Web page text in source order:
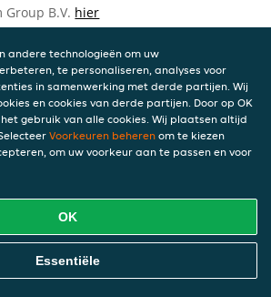
Group B.V. hier
B.V.
van deze
van tijd tot tijd bijwerken als
juridische, technische of zakelijke
wij onze Privacyverklaring
passende maatregelen nemen om u
andere technologieën om uw
te personaliseren, analyses voor
in samenwerking met derde partijen. Wij
en cookies van derde partijen. Door op OK
gebruik van alle cookies. Wij plaatsen altijd
Voorkeuren beheren om te kiezen
om uw voorkeur aan te passen en voor
OK
Essentiële